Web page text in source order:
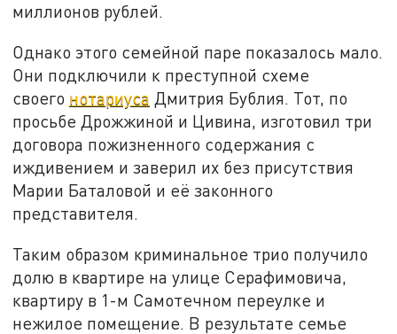
миллионов рублей.
Однако этого семейной паре показалось мало.
Они подключили к преступной схеме
своего нотариуса Дмитрия Бублия. Тот, по
просьбе Дрожжиной и Цивина, изготовил три
договора пожизненного содержания с
иждивением и заверил их без присутствия
Марии Баталовой и её законного
представителя.
Таким образом криминальное трио получило
долю в квартире на улице Серафимовича,
квартиру в 1-м Самотечном переулке и
нежилое помещение. В результате семье